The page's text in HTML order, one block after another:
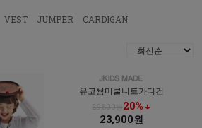
VEST JUMPER CARDIGAN
유코썸머쿨니트가디건
29,800원20% ↓
23,900원